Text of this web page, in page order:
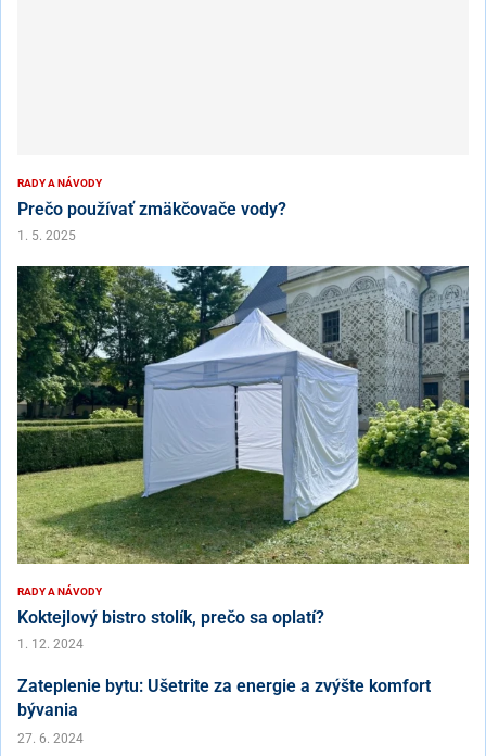
RADY A NÁVODY
Prečo používať zmäkčovače vody?
1. 5. 2025
RADY A NÁVODY
Koktejlový bistro stolík, prečo sa oplatí?
1. 12. 2024
Zateplenie bytu: Ušetrite za energie a zvýšte komfort
bývania
27. 6. 2024